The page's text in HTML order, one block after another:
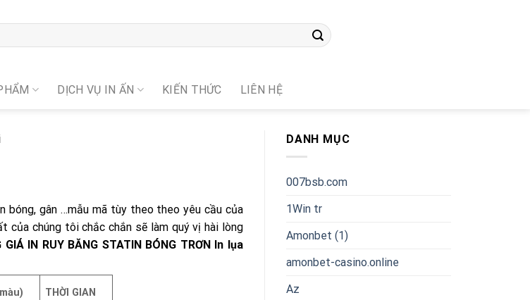
DỊCH VỤ IN ẤN KIẾN THỨC LIÊN HỆ
bóng, gân …mẫu mã tùy theo theo yêu cầu của
của chúng tôi chắc chắn sẽ làm quý vị hài lòng
GIÁ IN RUY BĂNG STATIN BÓNG TRƠN In lụa
THỜI GIAN
DANH MỤC
007bsb.com
1Win tr
Amonbet (1)
amonbet-casino.online
Az